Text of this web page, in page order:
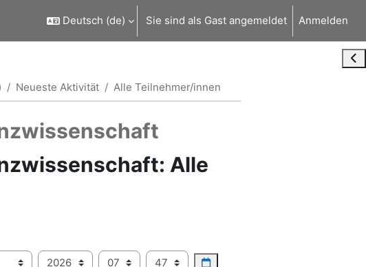
Deutsch ‎(de)‎ Sie sind als Gast angemeldet Anmelden
Neueste Aktivität Alle Teilnehmer/innen
Alle
Jahr Stunde Minute